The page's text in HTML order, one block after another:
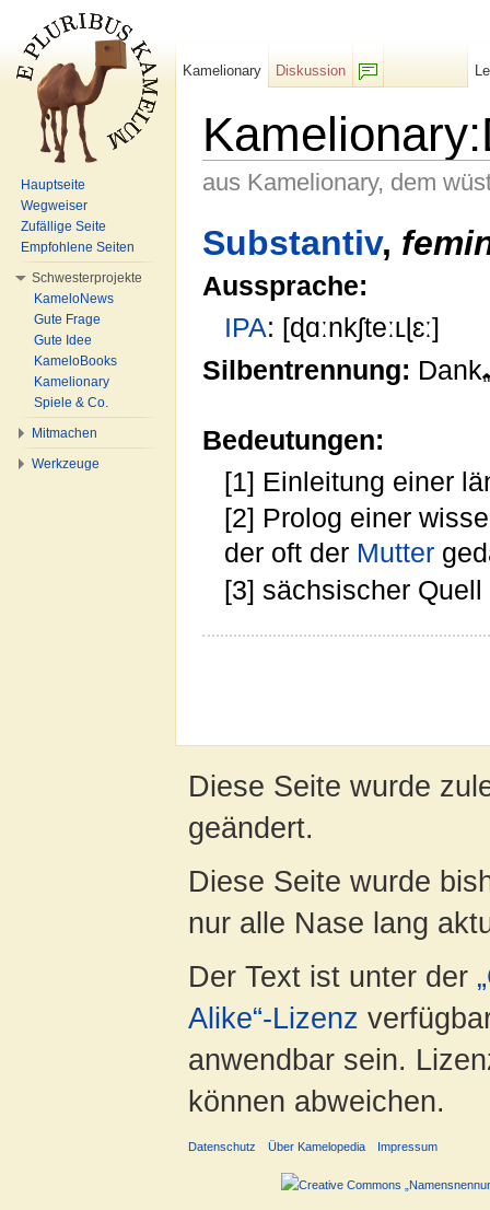
aus Kamelionary, dem
Substantiv,
Aussprache:
IPA: [ɖɑːnkʃteːʟɭɛː]
Silbentrennung: Dank
Bedeutungen:
[1] Einleitung einer
[2] Prolog einer
der oft der Mutter
[3] sächsischer
Kamelionary
Diskussion
Hauptseite
Wegweiser
Zufällige Seite
Empfohlene Seiten
Schwesterprojekte
KameloNews
Gute Frage
Gute Idee
KameloBooks
Kamelionary
Spiele & Co.
Mitmachen
Werkzeuge
Diese Seite wurde
geändert.
Diese Seite wurde
nur alle Nase lang
Der Text ist unter der
Alike“-Lizenz
anwendbar sein.
können abweichen.
Datenschutz Über Kamelopedia Impressum